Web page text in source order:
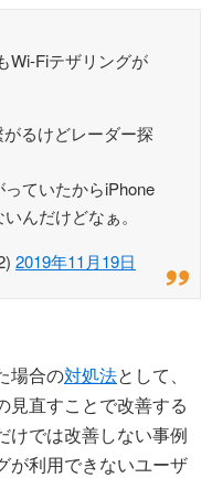
Wi-Fiテザリングが
るけどレーダー探
ていたからiPhone
んだけどなぁ。
2019年11月19日
場合の対処法として、
見直すことで改善する
けでは改善しない事例
が利用できないユーザ